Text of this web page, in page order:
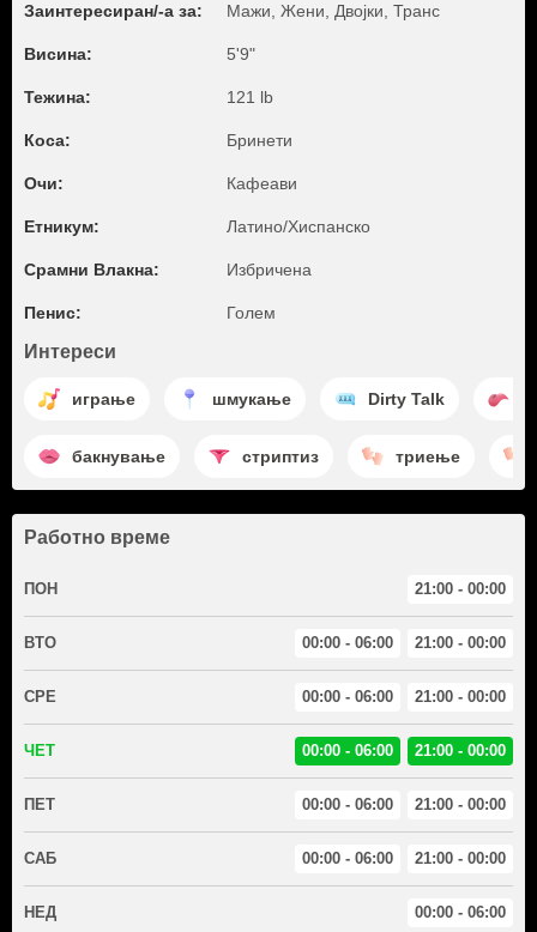
Заинтересиран/-а за: Мажи, Жени, Двојки, Транс
Висина: 5'9"
Тежина: 121 lb
Коса: Бринети
Очи: Кафеави
Етникум: Латино/Хиспанско
Срамни Влакна: Избричена
Пенис: Голем
Интереси
играње шмукање Dirty Talk
бакнување стриптиз триење
Работно време
ПОН 21:00 - 00:00
ВТО 00:00 - 06:00 21:00 - 00:00
СРЕ 00:00 - 06:00 21:00 - 00:00
ЧЕТ 00:00 - 06:00 21:00 - 00:00
ПЕТ 00:00 - 06:00 21:00 - 00:00
САБ 00:00 - 06:00 21:00 - 00:00
НЕД 00:00 - 06:00